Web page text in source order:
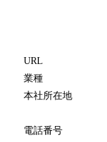
URL
業種
本社所在地
電話番号